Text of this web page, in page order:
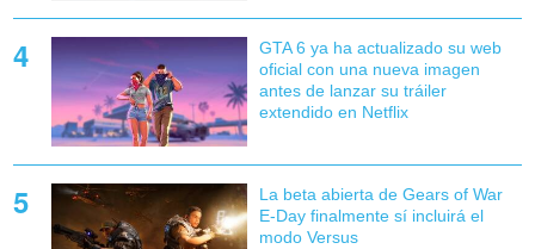
GTA 6 ya ha actualizado su web
oficial con una nueva imagen
antes de lanzar su tráiler
extendido en Netflix
La beta abierta de Gears of War
E-Day finalmente sí incluirá el
modo Versus